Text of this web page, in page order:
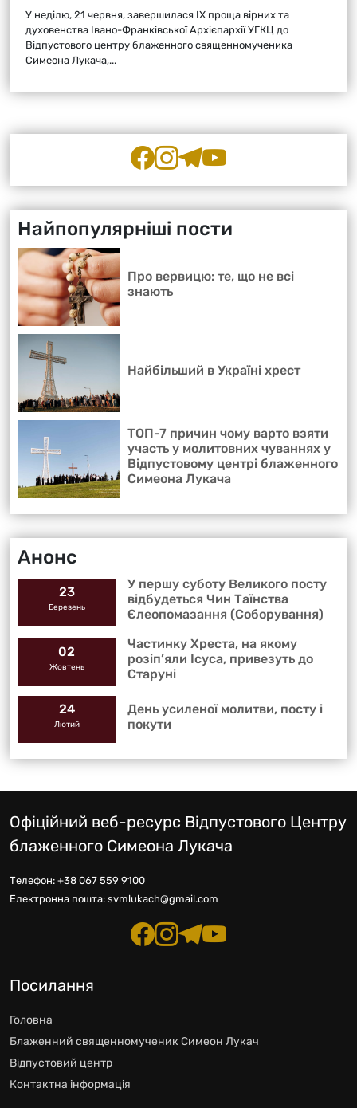
У неділю, 21 червня, завершилася ІХ проща вірних та
духовенства Івано-Франківської Архієпархії УГКЦ до
Відпустового центру блаженного священномученика
Симеона Лукача,...
Найпопулярніші пости
Про вервицю: те, що не всі
знають
Найбільший в Україні хрест
ТОП-7 причин чому варто взяти
участь у молитовних чуваннях у
Відпустовому центрі блаженного
Симеона Лукача
Анонс
23
Березень
У першу суботу Великого посту
відбудеться Чин Таїнства
Єлеопомазання (Соборування)
02
Жовтень
Частинку Хреста, на якому
розіп’яли Ісуса, привезуть до
Старуні
24
Лютий
День усиленої молитви, посту і
покути
Офіційний веб-ресурс Відпустового Центру
блаженного Симеона Лукача
Телефон: +38 067 559 9100
Електронна пошта: svmlukach@gmail.com
Посилання
Головна
Блаженний священномученик Симеон Лукач
Відпустовий центр
Контактна інформація